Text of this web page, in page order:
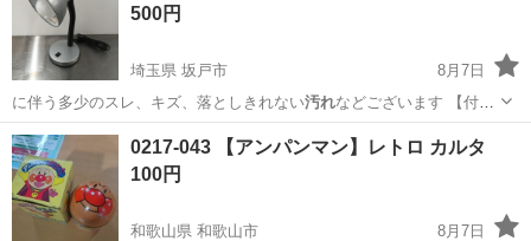
300円～の格安食堂あり！《佐...
500円
埼玉県 坂戸市
8月7日
に伴う多少のスレ、キズ、落としきれない汚れなどございます 【付属
品】 画…
埼玉 坂戸市 スポット
0217-043 【アンパンマン】レトロ カルタ
100円
和歌山県 和歌山市
8月7日